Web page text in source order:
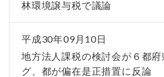
林環境譲与税で議論
平成30年09月10日
地方法人課税の検討会が６都
グ、都が偏在是正措置に反論